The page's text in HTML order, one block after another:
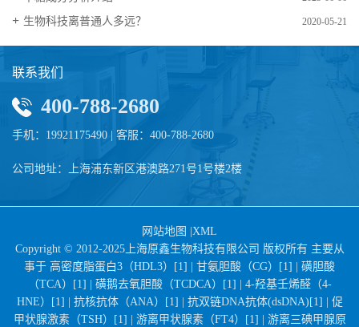
生物科技离普通人多远？ 2020-05-21
联系我们
400-788-2680
手机：19921175490 | 客服：400-788-2680
公司地址：上海浦东新区港澳路271号1号楼2楼
网站地图 XML
Copyright © 2012-2025上海原鑫生物科技有限公司 版权所有 主要从
事于 高密度脂蛋白3（HDL3）[1] | 甘氨胆酸（CG）[1] | 磺胆酸
（TCA）[1] | 磺鹅去氧胆酸（TCDCA）[1] | 4-羟基壬烯醛（4-
HNE）[1] | 抗核抗体（ANA）[1] | 抗双链DNA抗体(dsDNA)[1] | 促
甲状腺激素（TSH）[1] | 游离甲状腺素（FT4）[1] | 游离三碘甲腺原